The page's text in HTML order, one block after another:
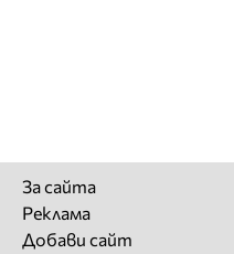
За сайта
Реклама
Добави сайт